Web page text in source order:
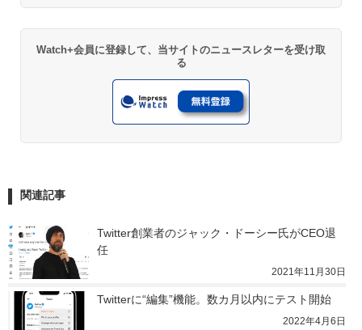
Watch+会員に登録して、当サイトのニュースレターを受け取
る
関連記事
Twitter創業者のジャック・ドーシー氏がCEO退
任
2021年11月30日
Twitterに“編集”機能。数カ月以内にテスト開始
2022年4月6日